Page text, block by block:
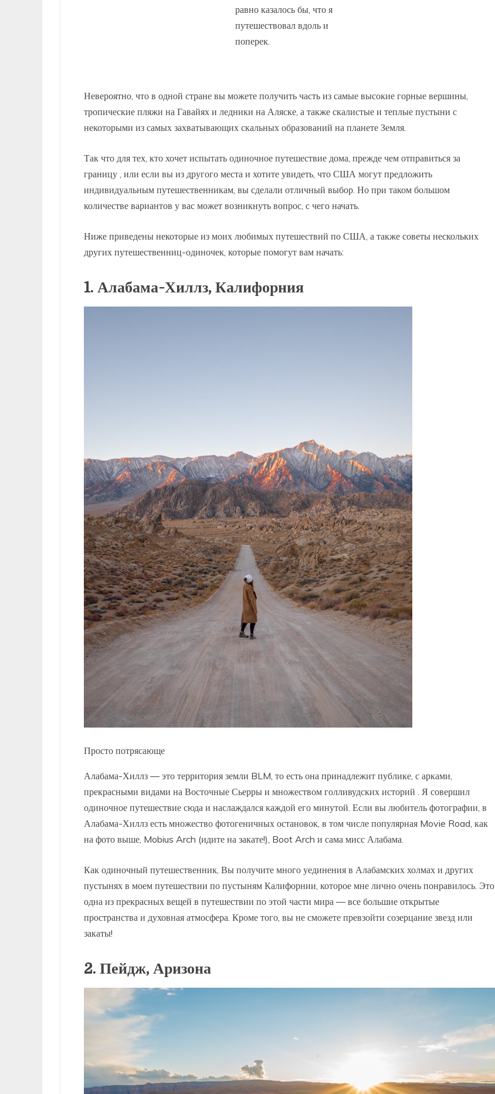
равно казалось бы, что я
путешествовал вдоль и
поперек.
Невероятно, что в одной стране вы можете получить часть из самые высокие горные вершины,
тропические пляжи на Гавайях и ледники на Аляске, а также скалистые и теплые пустыни с
некоторыми из самых захватывающих скальных образований на планете Земля.
Так что для тех, кто хочет испытать одиночное путешествие дома, прежде чем отправиться за
границу , или если вы из другого места и хотите увидеть, что США могут предложить
индивидуальным путешественникам, вы сделали отличный выбор. Но при таком большом
количестве вариантов у вас может возникнуть вопрос, с чего начать.
Ниже приведены некоторые из моих любимых путешествий по США, а также советы нескольких
других путешественниц-одиночек, которые помогут вам начать:
1. Алабама-Хиллз, Калифорния
Просто потрясающе
Алабама-Хиллз — это территория земли BLM, то есть она принадлежит публике, с арками,
прекрасными видами на Восточные Сьерры и множеством голливудских историй . Я совершил
одиночное путешествие сюда и наслаждался каждой его минутой. Если вы любитель фотографии, в
Алабама-Хиллз есть множество фотогеничных остановок, в том числе популярная Movie Road, как
на фото выше, Mobius Arch (идите на закате!), Boot Arch и сама мисс Алабама.
Как одиночный путешественник, Вы получите много уединения в Алабамских холмах и других
пустынях в моем путешествии по пустыням Калифорнии, которое мне лично очень понравилось. Это
одна из прекрасных вещей в путешествии по этой части мира — все большие открытые
пространства и духовная атмосфера. Кроме того, вы не сможете превзойти созерцание звезд или
закаты!
2. Пейдж, Аризона